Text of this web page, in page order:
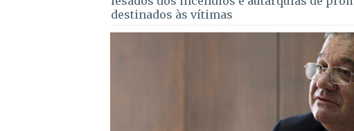
destinados às vítimas